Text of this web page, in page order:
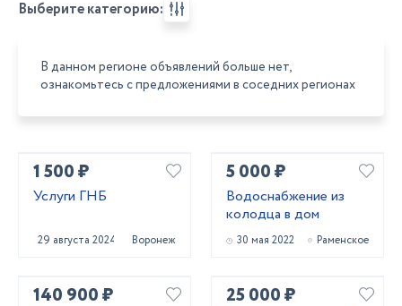
Выберите категорию:
В данном регионе объявлений больше нет,
ознакомьтесь с предложениями в соседних регионах
1 500 ₽
Услуги ГНБ
29 августа 2024 Воронеж
5 000 ₽
Водоснабжение из
колодца в дом
30 мая 2022 Раменское
140 900 ₽ 25 000 ₽